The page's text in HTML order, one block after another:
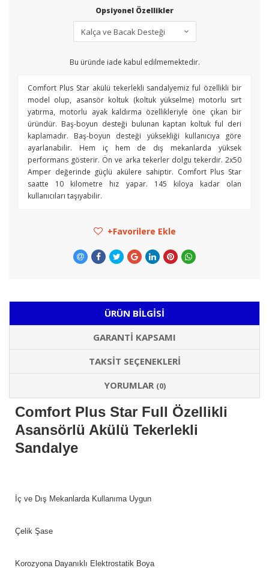
Opsiyonel Özellikler
Bu üründe iade kabul edilmemektedir.
Comfort Plus Star akülü tekerlekli sandalyemiz ful özellikli bir
model olup, asansör koltuk (koltuk yükselme) motorlu sırt
yatırma, motorlu ayak kaldırma özellikleriyle öne çıkan bir
üründür. Baş-boyun desteği bulunan kaptan koltuk ful deri
kaplamadır. Baş-boyun desteği yüksekliği kullanıcıya göre
ayarlanabilir. Hem iç hem de dış mekanlarda yüksek
performans gösterir. Ön ve arka tekerler dolgu tekerdir. 2x50
Amper değerinde güçlü akülere sahiptir. Comfort Plus Star
saatte 10 kilometre hız yapar. 145 kiloya kadar olan
kullanıcıları taşıyabilir.
Favorilere Ekle
ÜRÜN BILGISI
GARANTI KAPSAMI
TAKSIT SEÇENEKLERI
YORUMLAR (0)
Comfort Plus Star Full Özellikli
Asansörlü Akülü Tekerlekli
Sandalye
İç ve Dış Mekanlarda Kullanıma Uygun
Çelik Şase
Korozyona Dayanıklı Elektrostatik Boya